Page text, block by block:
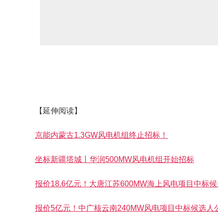
【延伸阅读】
京能内蒙古1.3GW风电机组终止招标！
坐标新疆塔城丨华润500MW风电机组开始招标
报价18.6亿元！大唐江苏600MW海上风电项目中标候
报价5亿元！中广核云南240MW风电项目中标候选人